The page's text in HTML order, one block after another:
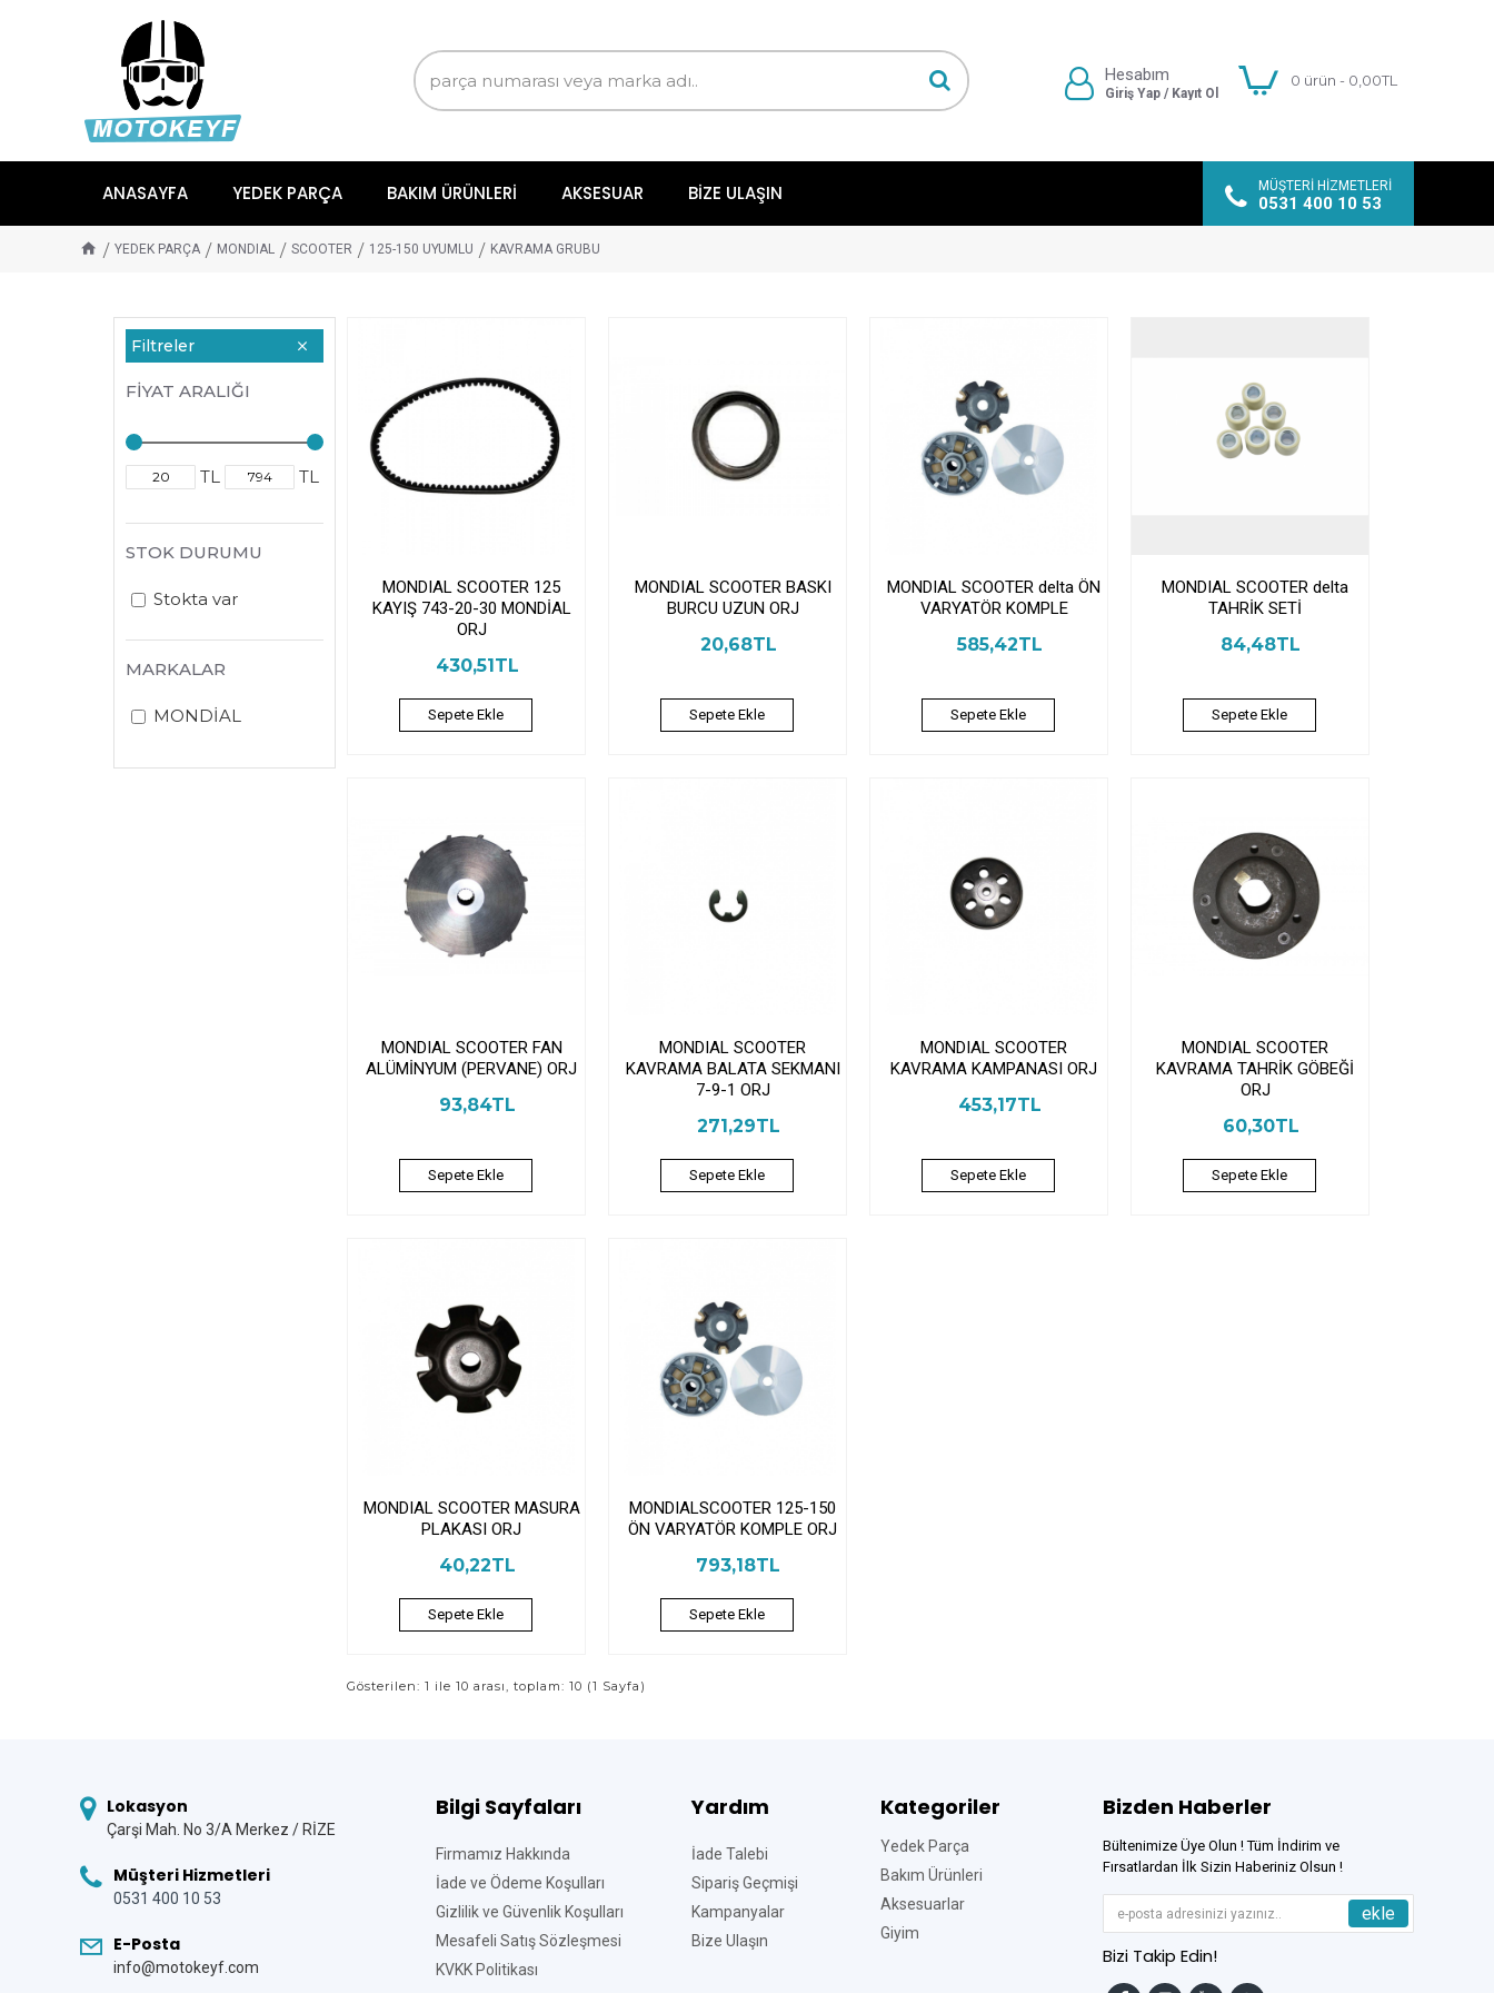
Hesabım
Giriş Yap / Kayıt Ol
0 ürün - 0,00TL
ANASAYFA YEDEK PARÇA BAKIM ÜRÜNLERI AKSESUAR BIZE ULAŞIN MÜŞTERI HIZMETLERI
0531 400 10 53
YEDEK PARÇA MONDIAL SCOOTER 125-150 UYUMLU KAVRAMA GRUBU
Filtreler
FIYAT ARALIĞI
TL TL
MARKALAR
MONDİAL
STOK DURUMU
Stokta var
MONDIAL SCOOTER 125
KAYIŞ 743-20-30 MONDİAL
ORJ
430,51TL
Sepete Ekle
MONDIAL SCOOTER BASKI
BURCU UZUN ORJ
20,68TL
Sepete Ekle
MONDIAL SCOOTER delta ÖN
VARYATÖR KOMPLE
585,42TL
Sepete Ekle
MONDIAL SCOOTER delta
TAHRİK SETİ
84,48TL
Sepete Ekle
MONDIAL SCOOTER FAN
ALÜMİNYUM (PERVANE) ORJ
93,84TL
Sepete Ekle
MONDIAL SCOOTER
KAVRAMA BALATA SEKMANI
7-9-1 ORJ
271,29TL
Sepete Ekle
MONDIAL SCOOTER
KAVRAMA KAMPANASI ORJ
453,17TL
Sepete Ekle
MONDIAL SCOOTER
KAVRAMA TAHRİK GÖBEĞİ
ORJ
60,30TL
Sepete Ekle
MONDIAL SCOOTER MASURA
PLAKASI ORJ
40,22TL
Sepete Ekle
MONDIALSCOOTER 125-150
ÖN VARYATÖR KOMPLE ORJ
793,18TL
Sepete Ekle
Gösterilen: 1 ile 10 arası, toplam: 10 (1 Sayfa)
Lokasyon
Çarşi Mah. No 3/A Merkez / RİZE
Müşteri Hizmetleri
0531 400 10 53
E-Posta
info@motokeyf.com
Bilgi Sayfaları
Firmamız Hakkında
İade ve Ödeme Koşulları
Gizlilik ve Güvenlik Koşulları
Mesafeli Satış Sözleşmesi
KVKK Politikası
Yardım
İade Talebi
Sipariş Geçmişi
Kampanyalar
Bize Ulaşın
Kategoriler
Yedek Parça
Bakım Ürünleri
Aksesuarlar
Giyim
Bizden Haberler
Bültenimize Üye Olun ! Tüm İndirim ve
Fırsatlardan İlk Sizin Haberiniz Olsun !
ekle
Bizi Takip Edin!